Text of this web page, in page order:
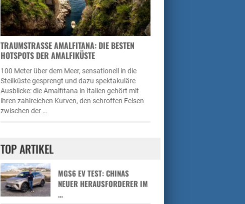
TRAUMSTRASSE AMALFITANA: DIE BESTEN H
OTSPOTS DER AMALFIKÜSTE
100 Meter über dem Meer, sensationell in die
Steilküste gesprengt und dazu spektakuläre
Ausblicke: die Amalfitana in Italien gehört mit
ihren zahlreichen Kurven, den schroffen Felsen
zwischen der …
TOP ARTIKEL
MGS6 EV TEST: CHINAS
NEUER HERAUSFORDERER IM
…